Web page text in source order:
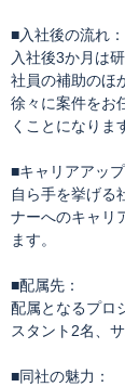
■入社後の流れ：
入社後3か月は
社員の補助のほ
徐々に案件をお
くことになりま
■キャリアアップ
自ら手を挙げる
ナーへのキャリ
ます。
■配属先：
配属となるプロ
スタント2名、
■同社の魅力：